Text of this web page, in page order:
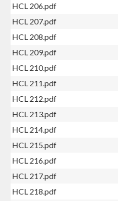
HCL 206.pdf
HCL 207.pdf
HCL 208.pdf
HCL 209.pdf
HCL 210.pdf
HCL 211.pdf
HCL 212.pdf
HCL 213.pdf
HCL 214.pdf
HCL 215.pdf
HCL 216.pdf
HCL 217.pdf
HCL 218.pdf